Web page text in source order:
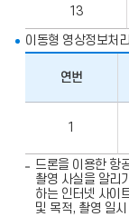
13
이동형 영상정보처리
영
상
연번
1
드론을 이용한 항
촬영 사실을 알리
하는 인터넷 사이
및 목적, 촬영 일